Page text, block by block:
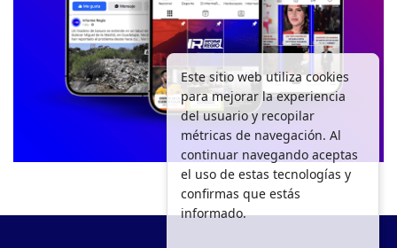
Este sitio web utiliza cookies
para mejorar la experiencia
del usuario y recopilar
métricas de navegación. Al
continuar navegando aceptas
el uso de estas tecnologías y
confirmas que estás
informado.